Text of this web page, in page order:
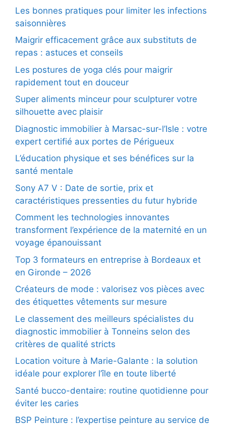
Les bonnes pratiques pour limiter les infections
saisonnières
Maigrir efficacement grâce aux substituts de
repas : astuces et conseils
Les postures de yoga clés pour maigrir
rapidement tout en douceur
Super aliments minceur pour sculpturer votre
silhouette avec plaisir
Diagnostic immobilier à Marsac-sur-l’Isle : votre
expert certifié aux portes de Périgueux
L’éducation physique et ses bénéfices sur la
santé mentale
Sony A7 V : Date de sortie, prix et
caractéristiques pressenties du futur hybride
Comment les technologies innovantes
transforment l’expérience de la maternité en un
voyage épanouissant
Top 3 formateurs en entreprise à Bordeaux et
en Gironde – 2026
Créateurs de mode : valorisez vos pièces avec
des étiquettes vêtements sur mesure
Le classement des meilleurs spécialistes du
diagnostic immobilier à Tonneins selon des
critères de qualité stricts
Location voiture à Marie-Galante : la solution
idéale pour explorer l’île en toute liberté
Santé bucco-dentaire: routine quotidienne pour
éviter les caries
BSP Peinture : l’expertise peinture au service de